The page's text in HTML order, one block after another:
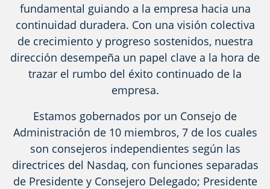
fundamental guiando a la empresa hacia una
continuidad duradera. Con una visión colectiva
de crecimiento y progreso sostenidos, nuestra
dirección desempeña un papel clave a la hora de
trazar el rumbo del éxito continuado de la
empresa.
Estamos gobernados por un Consejo de
Administración de 10 miembros, 7 de los cuales
son consejeros independientes según las
directrices del Nasdaq, con funciones separadas
de Presidente y Consejero Delegado; Presidente